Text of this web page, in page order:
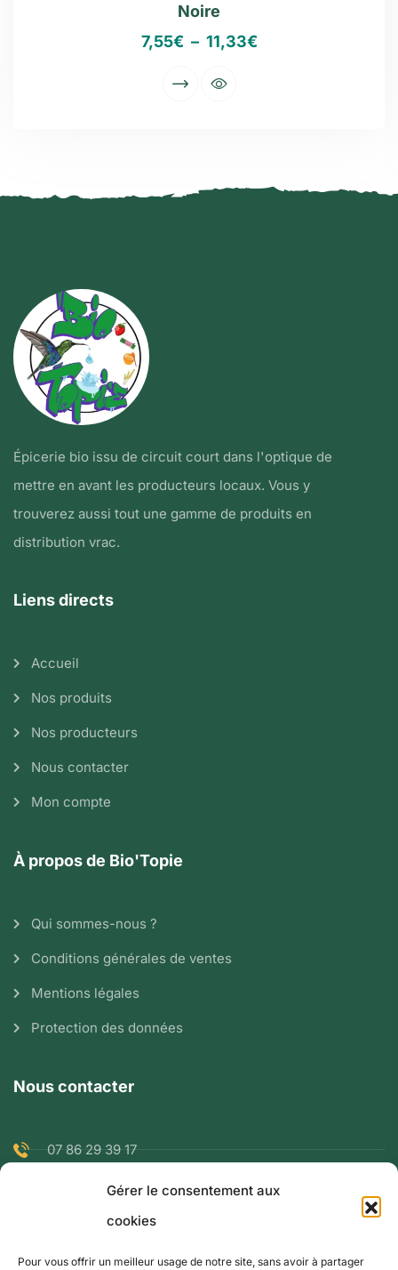
Gérer le consentement aux
cookies
Pour vous offrir un meilleur usage de notre site, sans avoir à partager
Noire
7,55€ – 11,33€
Épicerie bio issu de circuit court dans l'optique de
mettre en avant les producteurs locaux. Vous y
trouverez aussi tout une gamme de produits en
distribution vrac.
Liens directs
Accueil
Nos produits
Nos producteurs
Nous contacter
Mon compte
À propos de Bio'Topie
Qui sommes-nous ?
Conditions générales de ventes
Mentions légales
Protection des données
Nous contacter
07 86 29 39 17
ranglaretrenaud@gmail.com